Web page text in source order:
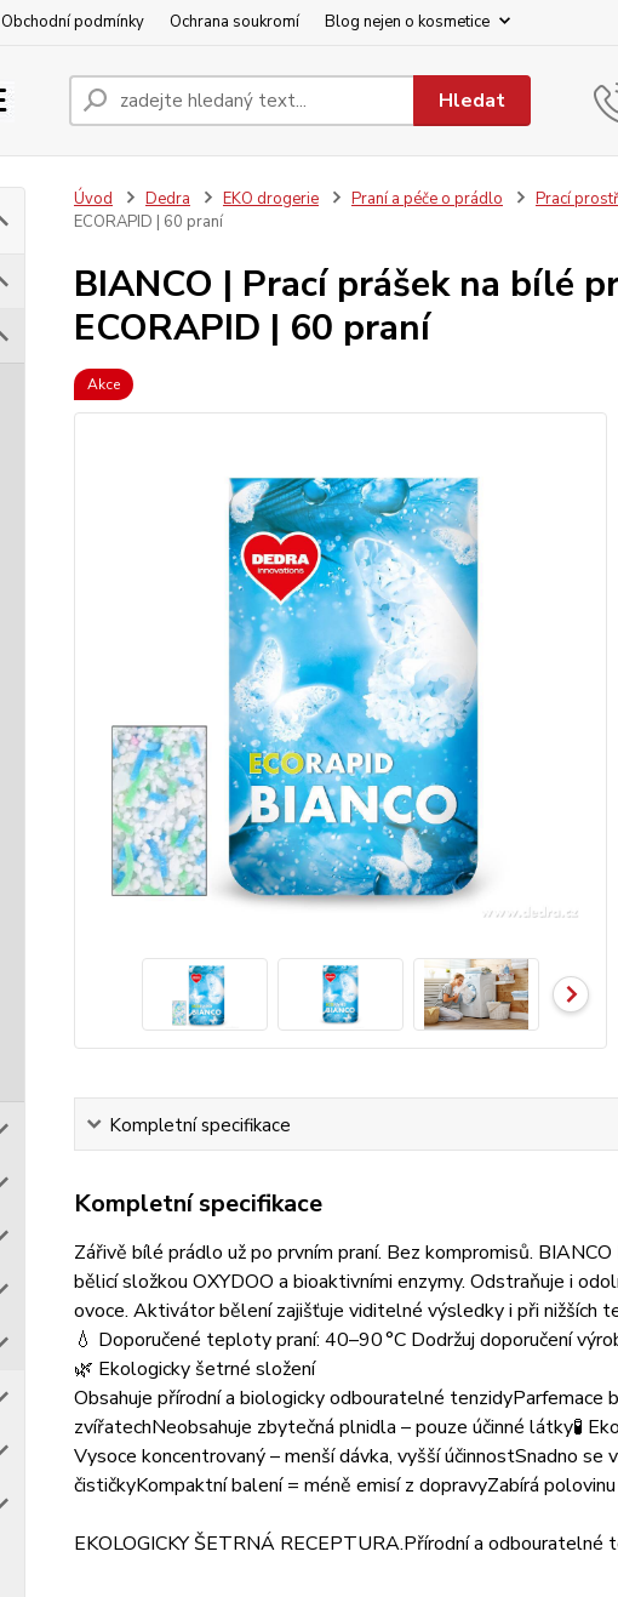
Obchodní podmínky Ochrana soukromí Blog nejen o kosmetice
Hledat
Úvod Dedra EKO drogerie Praní a péče o prádlo Prací
ECORAPID | 60 praní
BIANCO | Prací prášek na bílé
ECORAPID | 60 praní
Akce
Kompletní specifikace
Kompletní specifikace
Zářivě bílé prádlo už po prvním praní. Bez kompromisů.
bělicí složkou OXYDOO a bioaktivními enzymy. Odstraňuje i
ovoce. Aktivátor bělení zajišťuje viditelné výsledky i při nižších
💧 Doporučené teploty praní: 40–90 °C Dodržuj doporučení
🌿 Ekologicky šetrné složení
Obsahuje přírodní a biologicky odbouratelné
zvířatechNeobsahuje zbytečná plnidla – pouze účinné látky🧪
Vysoce koncentrovaný – menší dávka, vyšší účinnostSnadno se
čističkyKompaktní balení = méně emisí z dopravyZabírá
EKOLOGICKY ŠETRNÁ RECEPTURA.Přírodní a odbouratelné